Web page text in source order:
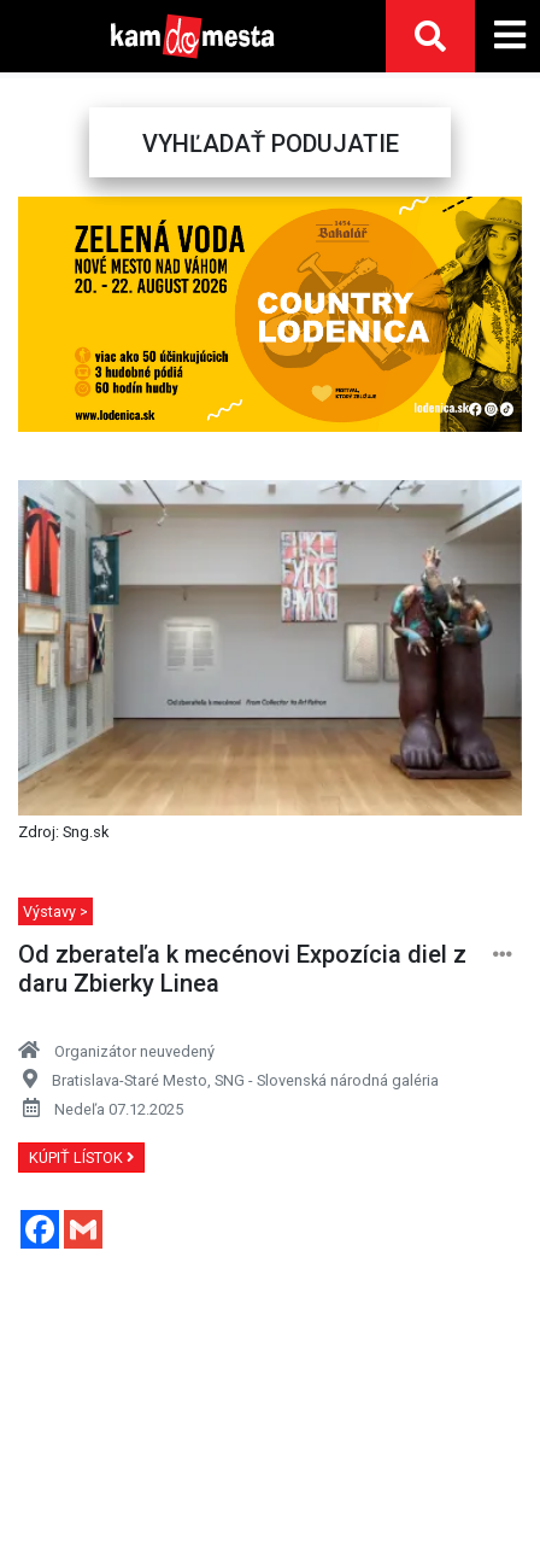
VYHĽADAŤ PODUJATIE
Next
Zdroj: Sng.sk
Výstavy >
Od zberateľa k mecénovi Expozícia diel z
daru Zbierky Linea
Organizátor neuvedený
Bratislava-Staré Mesto, SNG - Slovenská národná galéria
Nedeľa 07.12.2025
KÚPIŤ LÍSTOK
Facebook